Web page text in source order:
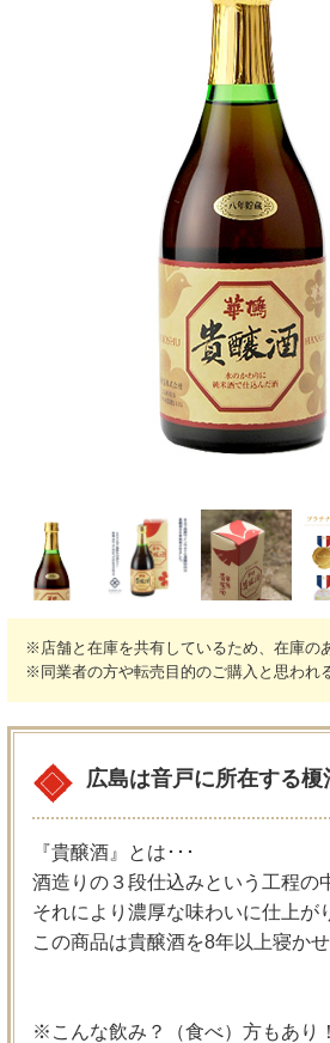
※店舗と在庫を共有しているため、在庫の
※同業者の方や転売目的のご購入と思われ
広島は音戸に所在する
『貴醸酒』とは･･･
酒造りの３段仕込みという工程の
それにより濃厚な味わいに仕上が
この商品は貴醸酒を8年以上寝か
※こんな飲み？（食べ）方もあり！